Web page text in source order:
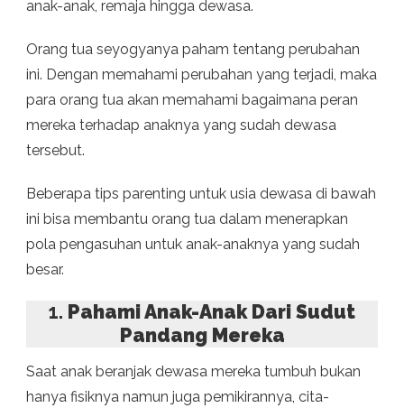
anak-anak, remaja hingga dewasa.
Orang tua seyogyanya paham tentang perubahan
ini. Dengan memahami perubahan yang terjadi, maka
para orang tua akan memahami bagaimana peran
mereka terhadap anaknya yang sudah dewasa
tersebut.
Beberapa tips parenting untuk usia dewasa di bawah
ini bisa membantu orang tua dalam menerapkan
pola pengasuhan untuk anak-anaknya yang sudah
besar.
1. Pahami Anak-Anak Dari Sudut
Pandang Mereka
Saat anak beranjak dewasa mereka tumbuh bukan
hanya fisiknya namun juga pemikirannya, cita-